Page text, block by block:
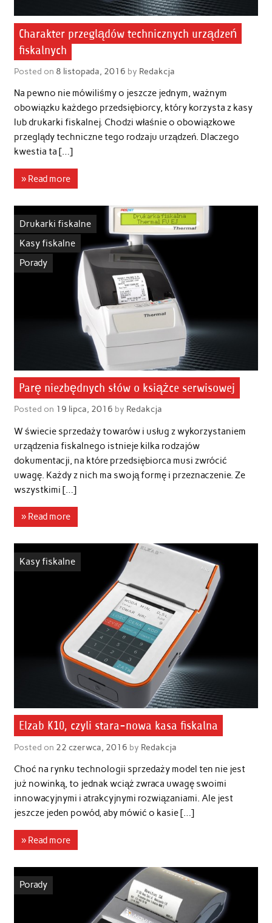
Charakter przeglądów technicznych urządzeń
fiskalnych
Posted on 8 listopada, 2016 by Redakcja
Na pewno nie mówiliśmy o jeszcze jednym, ważnym
obowiązku każdego przedsiębiorcy, który korzysta z kasy
lub drukarki fiskalnej. Chodzi właśnie o obowiązkowe
przeglądy techniczne tego rodzaju urządzeń. Dlaczego
kwestia ta […]
» Read more
Drukarki fiskalne
Kasy fiskalne
Porady
Parę niezbędnych słów o książce serwisowej
Posted on 19 lipca, 2016 by Redakcja
W świecie sprzedaży towarów i usług z wykorzystaniem
urządzenia fiskalnego istnieje kilka rodzajów
dokumentacji, na które przedsiębiorca musi zwrócić
uwagę. Każdy z nich ma swoją formę i przeznaczenie. Ze
wszystkimi […]
» Read more
Kasy fiskalne
Elzab K10, czyli stara-nowa kasa fiskalna
Posted on 22 czerwca, 2016 by Redakcja
Choć na rynku technologii sprzedaży model ten nie jest
już nowinką, to jednak wciąż zwraca uwagę swoimi
innowacyjnymi i atrakcyjnymi rozwiązaniami. Ale jest
jeszcze jeden powód, aby mówić o kasie […]
» Read more
Porady